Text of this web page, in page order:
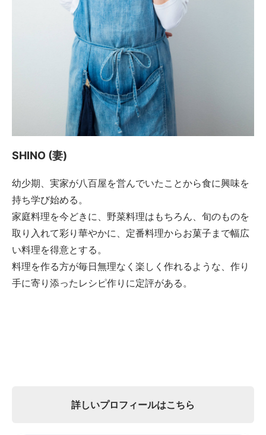
SHINO (妻)
幼少期、実家が八百屋を営んでいたことから食に興味を
持ち学び始める。
家庭料理を今どきに、野菜料理はもちろん、旬のものを
取り入れて彩り華やかに、定番料理からお菓子まで幅広
い料理を得意とする。
料理を作る方が毎日無理なく楽しく作れるような、作り
手に寄り添ったレシピ作りに定評がある。
詳しいプロフィールはこちら